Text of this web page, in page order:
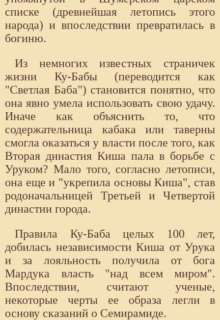
списке (древнейшая летопись этого
народа) и впоследствии превратилась в
богиню.
Из немногих известных страничек
жизни Ку-Бабы (переводится как
"Светлая Баба") становится понятно, что
она явно умела использовать свою удачу.
Иначе как объяснить то, что
содержательница кабака или таверны
смогла оказаться у власти после того, как
Вторая династия Киша пала в борьбе с
Уруком? Мало того, согласно летописи,
она еще и "укрепила основы Киша", став
родоначальницей Третьей и Четвертой
династии города.
Правила Ку-Баба целых 100 лет,
добилась независимости Киша от Урука
и за лояльность получила от бога
Мардука власть "над всем миром".
Впоследствии, считают ученые,
некоторые черты ее образа легли в
основу сказаний о Семирамиде.